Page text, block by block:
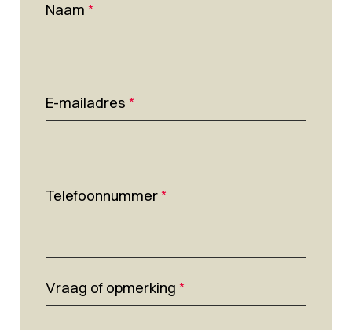
Naam *
E-mailadres *
Telefoonnummer*
Vraag of opmerking *